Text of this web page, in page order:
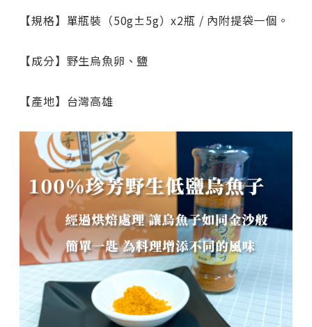
【規格】單瓶裝（50g±5g）x2瓶 / 內附提袋一個。
【成分】野生烏魚卵、鹽
【產地】台灣高雄